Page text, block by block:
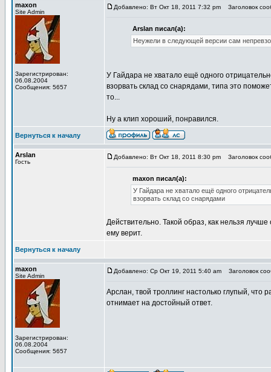
maxon
Site Admin
Зарегистрирован:
06.08.2004
Сообщения: 5657
Добавлено: Вт Окт 18, 2011 7:32 pm Заголовок
Arslan писал(а):
Неужели в следующей версии сам
У Гайдара не хватало ещё одного
взорвать склад со снарядами, типа это
то...
Ну а клип хороший, понравился.
Вернуться к началу
Arslan
Гость
Добавлено: Вт Окт 18, 2011 8:30 pm Заголовок
maxon писал(а):
У Гайдара не хватало ещё одного
взорвать склад со снарядами
Действительно. Такой образ, как нельзя
ему верит.
Вернуться к началу
maxon
Site Admin
Зарегистрирован:
06.08.2004
Сообщения: 5657
Добавлено: Ср Окт 19, 2011 5:40 am Заголовок
Арслан, твой троллинг настолько глупый, что
отнимает на достойный ответ.